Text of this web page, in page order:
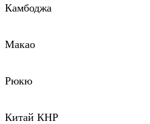
Камбоджа
Макао
Рюкю
Китай КНР